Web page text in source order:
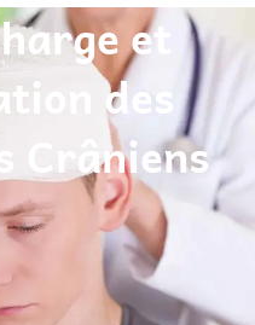
et
des
Crâniens